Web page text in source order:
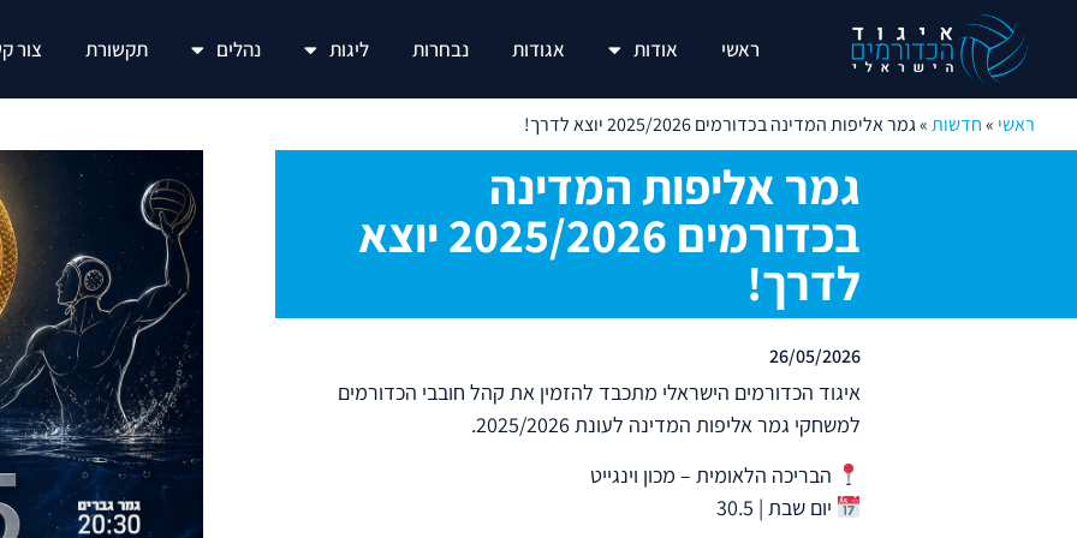
ראשי אודות אגודות נבחרות ליגות נהלים תקשורת צור
ראשי »חדשות»גמר אליפות המדינה בכדורמים 2025/2026 יוצא לדרך!
גמר אליפות המדינה
בכדורמים 2025/2026 יוצא
לדרך!
26/05/2026
איגוד הכדורמים הישראלי מתכבד להזמין את קהל חובבי הכדורמים
למשחקי גמר אליפות המדינה לעונת 2025/2026.
הבריכה הלאומית – מכון וינגייט
יום שבת | 30.5